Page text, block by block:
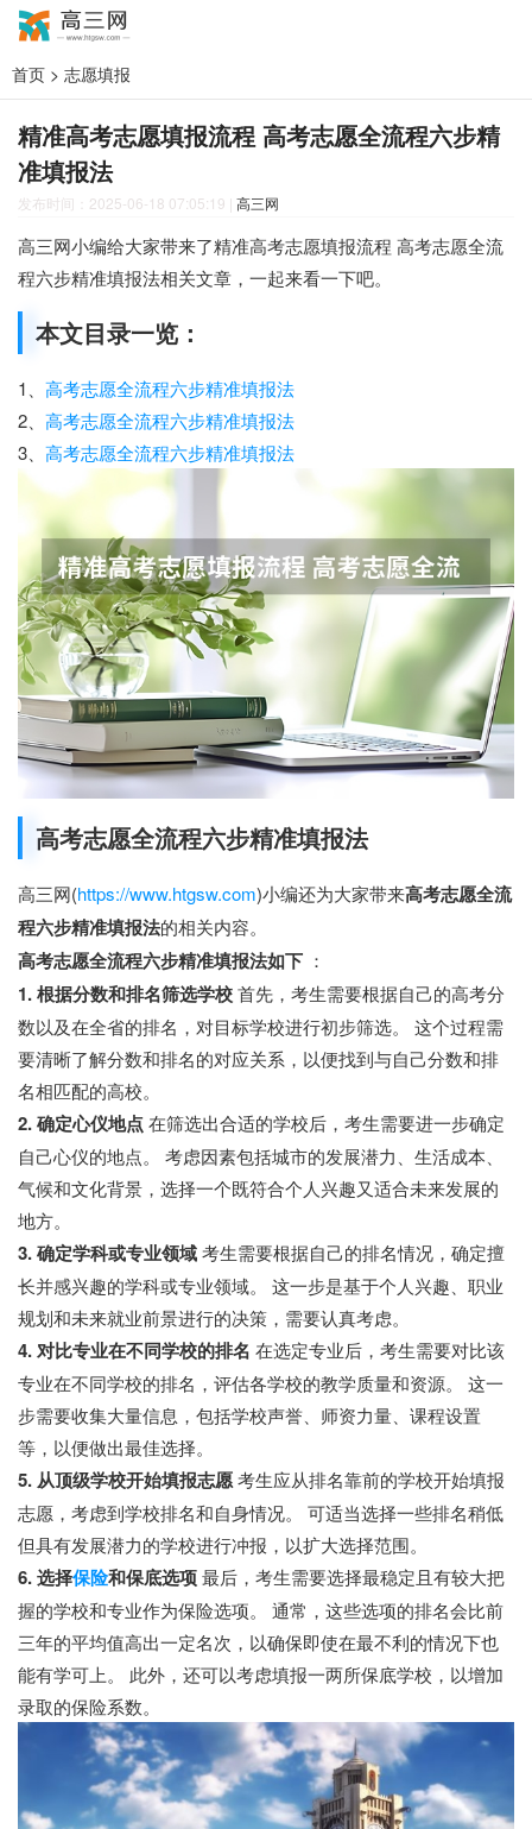
首页 > 志愿填报
精准高考志愿填报流程 高考志愿全流程六步精
准填报法
发布时间：2025-06-18 07:05:19 | 高三网
高三网小编给大家带来了精准高考志愿填报流程 高考志愿全流
程六步精准填报法相关文章，一起来看一下吧。
本文目录一览：
1、 高考志愿全流程六步精准填报法
2、 高考志愿全流程六步精准填报法
3、 高考志愿全流程六步精准填报法
高考志愿全流程六步精准填报法
高三网(https://www.htgsw.com)小编还为大家带来高考志愿全流
程六步精准填报法的相关内容。
高考志愿全流程六步精准填报法如下 ：
1. 根据分数和排名筛选学校首先，考生需要根据自己的高考分
数以及在全省的排名，对目标学校进行初步筛选。 这个过程需
要清晰了解分数和排名的对应关系，以便找到与自己分数和排
名相匹配的高校。
2. 确定心仪地点在筛选出合适的学校后，考生需要进一步确定
自己心仪的地点。 考虑因素包括城市的发展潜力、生活成本、
气候和文化背景，选择一个既符合个人兴趣又适合未来发展的
地方。
3. 确定学科或专业领域考生需要根据自己的排名情况，确定擅
长并感兴趣的学科或专业领域。 这一步是基于个人兴趣、职业
规划和未来就业前景进行的决策，需要认真考虑。
4. 对比专业在不同学校的排名 在选定专业后，考生需要对比该
专业在不同学校的排名，评估各学校的教学质量和资源。 这一
步需要收集大量信息，包括学校声誉、师资力量、课程设置
等，以便做出最佳选择。
5. 从顶级学校开始填报志愿考生应从排名靠前的学校开始填报
志愿，考虑到学校排名和自身情况。 可适当选择一些排名稍低
但具有发展潜力的学校进行冲报，以扩大选择范围。
6. 选择保险和保底选项最后，考生需要选择最稳定且有较大把
握的学校和专业作为保险选项。 通常，这些选项的排名会比前
三年的平均值高出一定名次，以确保即使在最不利的情况下也
能有学可上。 此外，还可以考虑填报一两所保底学校，以增加
录取的保险系数。